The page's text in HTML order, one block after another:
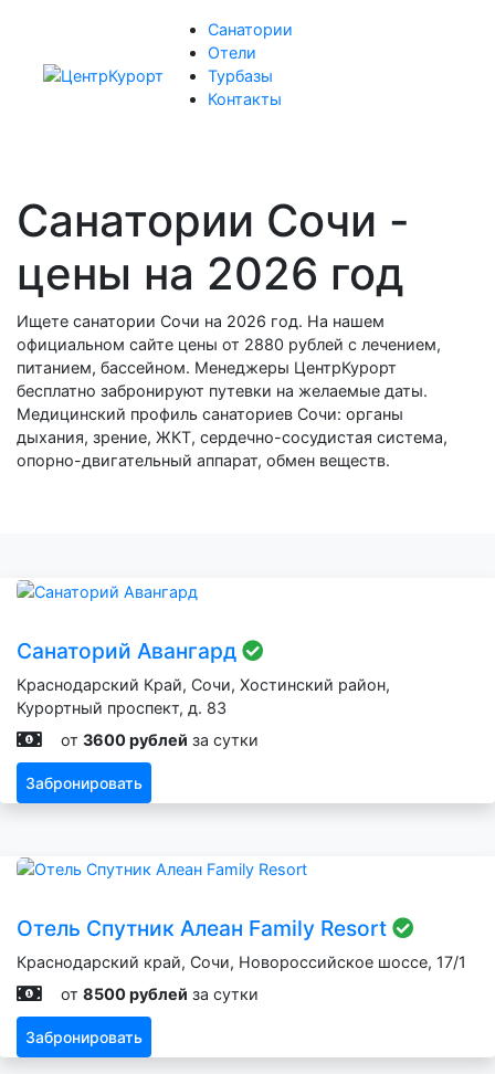
Санатории
Отели
Турбазы
Контакты
Санатории Сочи -
цены на 2026 год
Ищете санатории Сочи на 2026 год. На нашем
официальном сайте цены от 2880 рублей с лечением,
питанием, бассейном. Менеджеры ЦентрКурорт
бесплатно забронируют путевки на желаемые даты.
Медицинский профиль санаториев Сочи: органы
дыхания, зрение, ЖКТ, сердечно-сосудистая система,
опорно-двигательный аппарат, обмен веществ.
Санаторий Авангард
Краснодарский Край, Сочи, Хостинский район,
Курортный проспект, д. 83
от 3600 рублей за сутки
Забронировать
Отель Спутник Алеан Family Resort
Краснодарский край, Сочи, Новороссийское шоссе, 17/1
от 8500 рублей за сутки
Забронировать